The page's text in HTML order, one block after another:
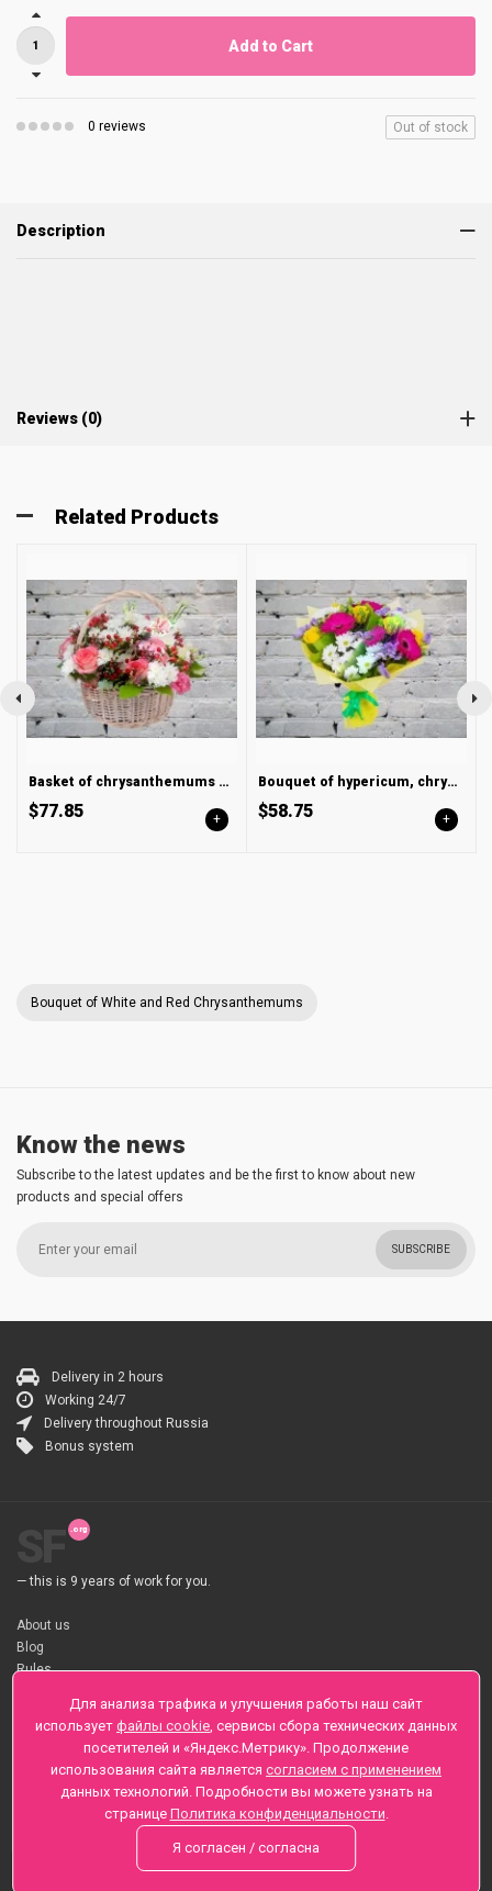
Add to Cart
0 reviews Out of stock
Description
Reviews (0)
Related Products
Basket of chrysanthemums and roses
$77.85 +
Bouquet of hypericum, chrysanthemum and statice
$58.75 +
Bouquet of White and Red Chrysanthemums
Know the news
Subscribe to the latest updates and be the first to know about new
products and special offers
SUBSCRIBE
Delivery in 2 hours
Working 24/7
Delivery throughout Russia
Bonus system
— this is 9 years of work for you.
About us
Blog
Rules
About flower Delivery
Payment
Telegramm
Sankt-Peterburg, Zaozernaya 6
+7 (812) 425-01-16
Questions? Call 24 hours
Для анализа трафика и улучшения работы наш сайт
использует файлы cookie, сервисы сбора технических данных
посетителей и «Яндекс.Метрику». Продолжение
использования сайта является согласием с применением
данных технологий. Подробности вы можете узнать на
странице Политика конфиденциальности.
Я согласен / согласна